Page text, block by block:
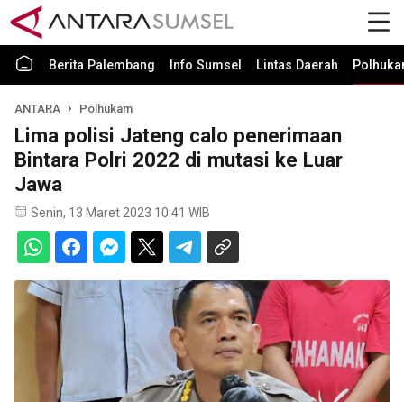
Berita Palembang Info Sumsel Lintas Daerah
ANTARA Polhukam
Lima polisi Jateng calo penerimaan
Bintara Polri 2022 di mutasi ke Luar
Jawa
Senin, 13 Maret 2023 10:41 WIB